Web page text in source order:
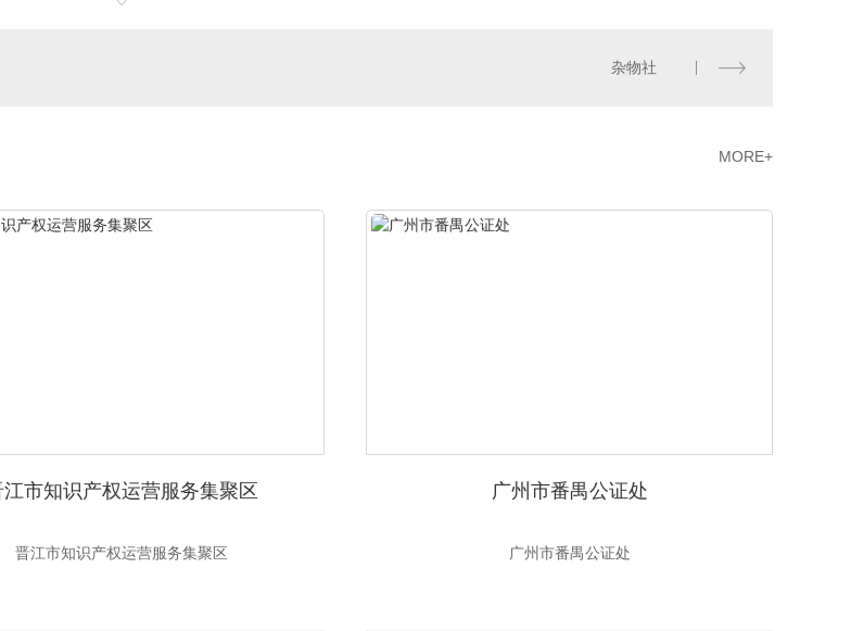
杂物社
MORE+
江市知识产权运营服务集聚区
晋江市知识产权运营服务集聚区
广州市番禺公证处
广州市番禺公证处